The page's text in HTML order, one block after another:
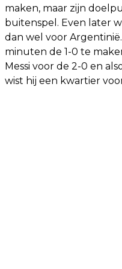
maken, maar zijn
buitenspel. Even later
dan wel voor
minuten de 1-0 te
Messi voor de 2-0 en
wist hij een kwartier